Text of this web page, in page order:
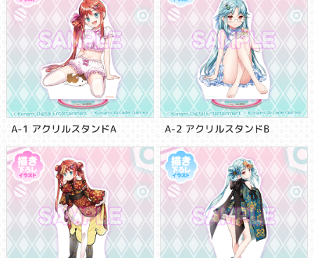
A-1 アクリルスタンドA A-2 アクリルスタンドB